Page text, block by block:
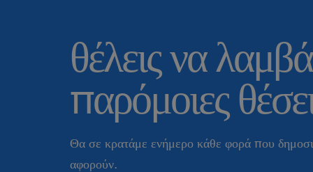
θέλεις να
παρόμοιες
Θα σε κρατάμε ενήμερο κάθε φορά που
αφορούν.